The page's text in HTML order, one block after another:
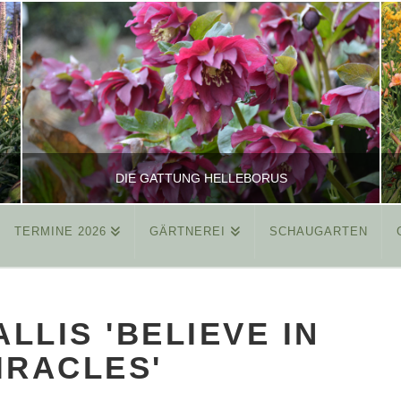
DIE GATTUNG HELLEBORUS
REINHARD
MÄRZ 26, 2015
TERMINE 2026 GÄRTNEREI SCHAUGARTEN
'BELIEVE IN